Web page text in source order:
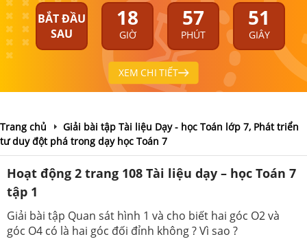
BẮT ĐẦU
SAU
18
GIỜ
57
PHÚT
50
GIÂY
XEM CHI TIẾT
Trang chủ
Giải bài tập Tài liệu Dạy - học Toán lớp 7, Phát triển
tư duy đột phá trong dạy học Toán 7
Hoạt động 2 trang 108 Tài liệu dạy – học Toán 7
tập 1
Giải bài tập Quan sát hình 1 và cho biết hai góc O2 và
góc O4 có là hai góc đối đỉnh không ? Vì sao ?